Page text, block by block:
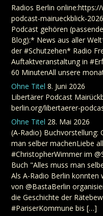
Radios Berlin
podcast-mairueckblick-
Podcast gehören
Blog):* News aus aller
der #Schutzehen* Radio
Auftaktveranstaltung in
60 MinutenAll unsere
Ohne Titel 8. Juni 2026
Libertärer Podcast
berlin.org/libertaerer-
Ohne Titel 28. Mai 2026
(A-Radio) Buchvorstellung:
man selber machenLiebe
#ChristopherWimmer im
Buch "Alles muss man
Als A-Radio Berlin
von @BastaBerlin
die Geschichte der
#PariserKommune bis […]